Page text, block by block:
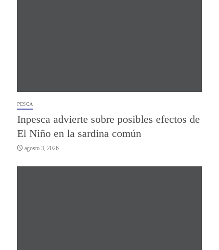
PESCA
Inpesca advierte sobre posibles efectos de
El Niño en la sardina común
agosto 3, 2026